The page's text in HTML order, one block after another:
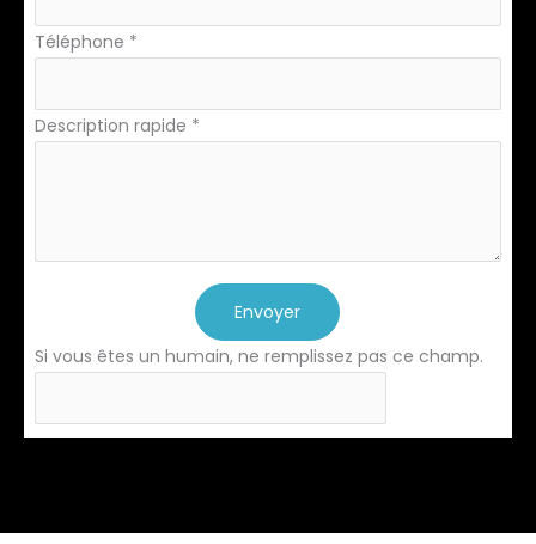
Téléphone *
Description rapide *
Envoyer
Si vous êtes un humain, ne remplissez pas ce champ.